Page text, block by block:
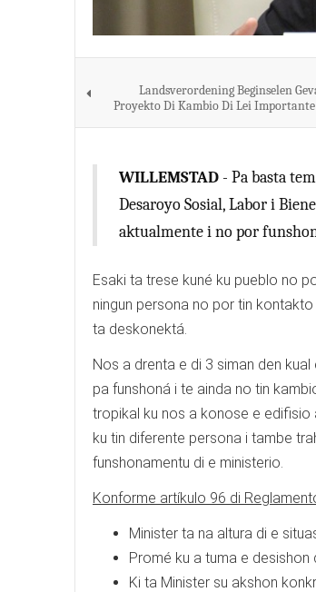
Landsverordening Beginselen
Proyekto Di Kambio Di Lei
WILLEMSTAD - Pa basta
Desaroyo Sosial, Labor i
aktualmente i no por
Esaki ta trese kuné ku pueblo no
ningun persona no por tin
ta deskonektá.
Nos a drenta e di 3 siman den
pa funshoná i te ainda no tin
tropikal ku nos a konose e edifisio
ku tin diferente persona i tambe
funshonamentu di e ministerio.
Konforme artíkulo 96 di
Minister ta na altura di e
Promé ku a tuma e
Ki ta Minister su akshon